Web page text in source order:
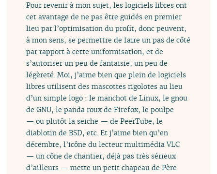
Pour revenir à mon sujet, les logiciels libres ont
cet avantage de ne pas être guidés en premier
lieu par l’optimisation du profit, donc peuvent,
à mon sens, se permettre de faire un pas de côté
par rapport à cette uniformisation, et de
s’autoriser un peu de fantaisie, un peu de
légèreté. Moi, j’aime bien que plein de logiciels
libres utilisent des mascottes rigolotes au lieu
d’un simple logo : le manchot de Linux, le gnou
de GNU, le panda roux de Firefox, le poulpe
— ou plutôt la seiche — de PeerTube, le
diablotin de BSD, etc. Et j’aime bien qu’en
décembre, l’icône du lecteur multimédia VLC
— un cône de chantier, déjà pas très sérieux
d’ailleurs — mette un petit chapeau de Père